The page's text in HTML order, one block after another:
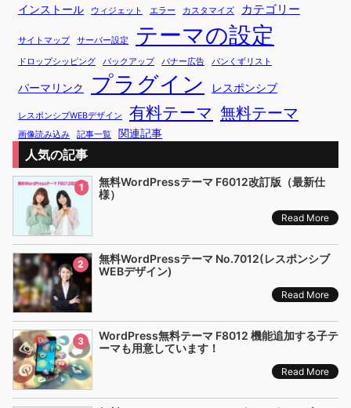
インストール
ウィジェット エラー カスタマイズ カテゴリー
サイトマップ サーバー設定 テーマの設定
ドロップシッピング バックアップ バナー広告 パンくずリスト
パーマリンク プラグイン レスポンシブ
レスポンシブWEBデザイン 有料テーマ 無料テーマ
画像読み込み 記事一覧 関連記事
人気の記事
1
無料WordPressテーマ F6012改訂版（最新仕
様）
Read More
2
無料WordPressテーマ No.7012(レスポンシブ
WEBデザイン)
Read More
3
WordPress無料テーマ F8012 機能追加する子テ
ーマも用意しています！
Read More